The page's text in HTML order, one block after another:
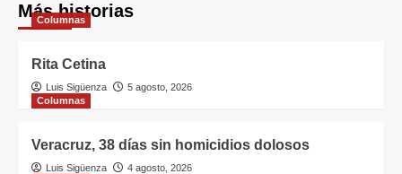
Más historias
Columnas
Rita Cetina
Luis Sigüenza
5 agosto, 2026
Columnas
Veracruz, 38 días sin homicidios dolosos
Luis Sigüenza
4 agosto, 2026